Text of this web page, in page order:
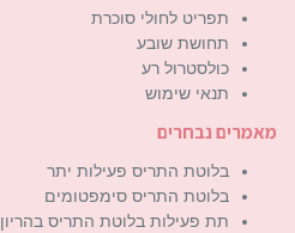
תפריט לחולי סוכרת
תחושת שובע
כולסטרול רע
תנאי שימוש
מאמרים נבחרים
בלוטת התריס פעילות יתר
בלוטת התריס סימפטומים
תת פעילות בלוטת התריס בהריון